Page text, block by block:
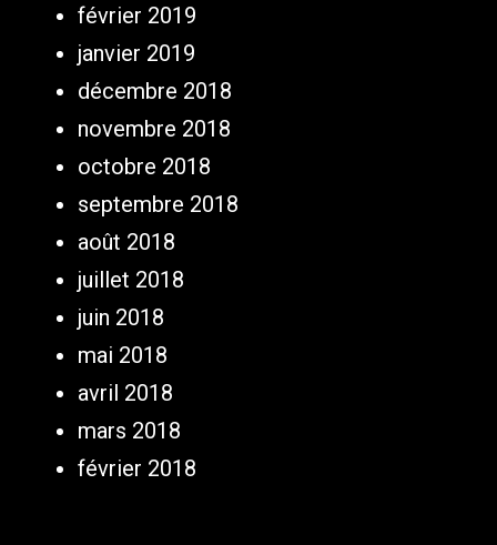
février 2019
janvier 2019
décembre 2018
novembre 2018
octobre 2018
septembre 2018
août 2018
juillet 2018
juin 2018
mai 2018
avril 2018
mars 2018
février 2018